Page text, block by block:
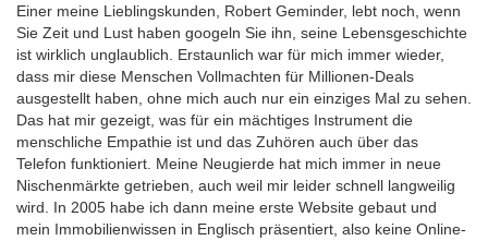
Einer meine Lieblingskunden, Robert Geminder, lebt noch, wenn
Sie Zeit und Lust haben googeln Sie ihn, seine Lebensgeschichte
ist wirklich unglaublich. Erstaunlich war für mich immer wieder,
dass mir diese Menschen Vollmachten für Millionen-Deals
ausgestellt haben, ohne mich auch nur ein einziges Mal zu sehen.
Das hat mir gezeigt, was für ein mächtiges Instrument die
menschliche Empathie ist und das Zuhören auch über das
Telefon funktioniert. Meine Neugierde hat mich immer in neue
Nischenmärkte getrieben, auch weil mir leider schnell langweilig
wird. In 2005 habe ich dann meine erste Website gebaut und
mein Immobilienwissen in Englisch präsentiert, also keine Online­-